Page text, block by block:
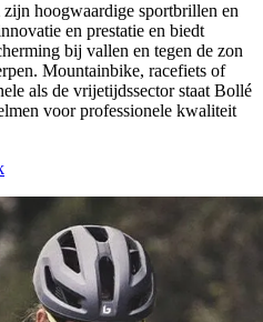
hoogwaardige sportbrillen en
en prestatie en biedt
bij vallen en tegen de zon
Mountainbike, racefiets of
als de vrijetijdssector staat Bollé
voor professionele kwaliteit